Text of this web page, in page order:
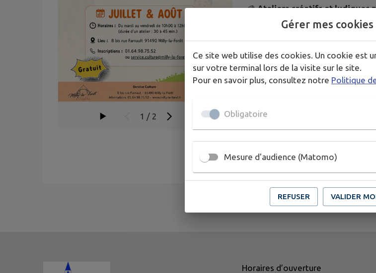
1 / 2
🎨Ateliers créatifs et ludiques
🕙 Du mardi au vendredi de
📞Inscriptions :01 64 98 75 52
📧service.culture@milly-la-
✨ Un programme estival pour
Horaires d’ouverture
Gérer mes cookies
Ce site web utilise des cookies. Un cookie est
sur votre terminal lors de la visite sur le site.
Pour en savoir plus, consultez notre Politique
Obligatoire
Mesure d'audience (Matomo)
REFUSER VALIDER